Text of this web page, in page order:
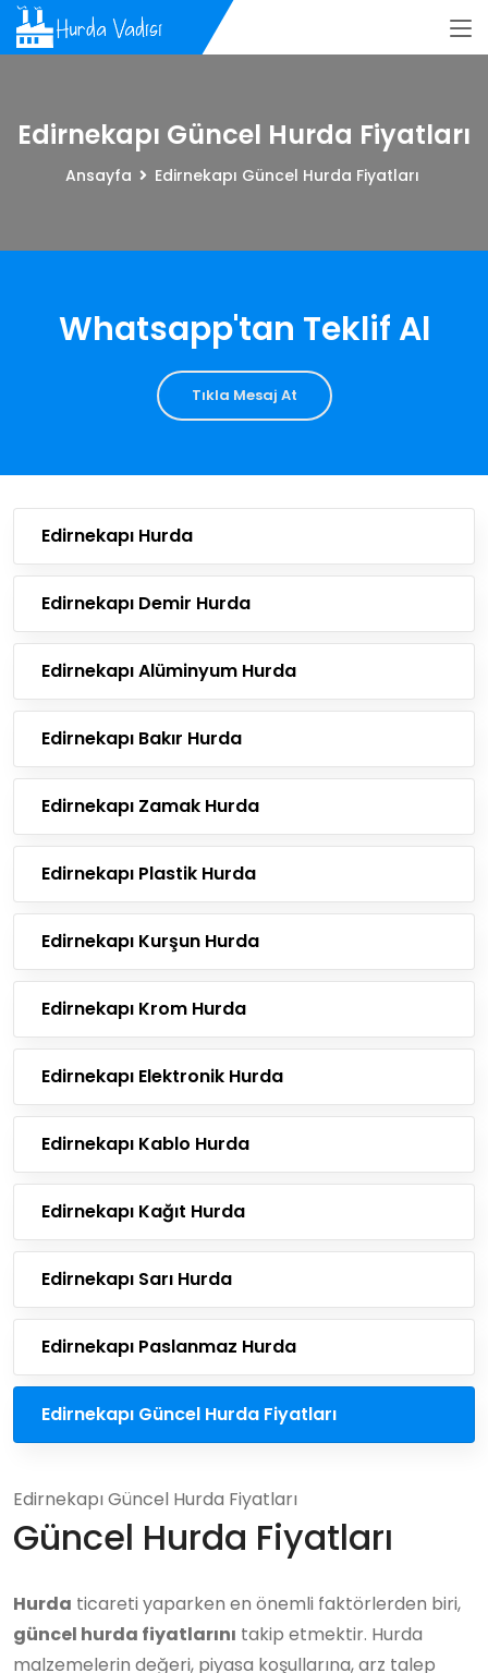
Edirnekapı Güncel Hurda Fiyatları
Ansayfa Edirnekapı Güncel Hurda Fiyatları
Whatsapp'tan Teklif Al
Tıkla Mesaj At
Edirnekapı Hurda
Edirnekapı Demir Hurda
Edirnekapı Alüminyum Hurda
Edirnekapı Bakır Hurda
Edirnekapı Zamak Hurda
Edirnekapı Plastik Hurda
Edirnekapı Kurşun Hurda
Edirnekapı Krom Hurda
Edirnekapı Elektronik Hurda
Edirnekapı Kablo Hurda
Edirnekapı Kağıt Hurda
Edirnekapı Sarı Hurda
Edirnekapı Paslanmaz Hurda
Edirnekapı Güncel Hurda Fiyatları
Edirnekapı Güncel Hurda Fiyatları
Güncel Hurda Fiyatları
Hurda ticareti yaparken en önemli faktörlerden biri,
güncel hurda fiyatlarını takip etmektir. Hurda
malzemelerin değeri, piyasa koşullarına, arz talep